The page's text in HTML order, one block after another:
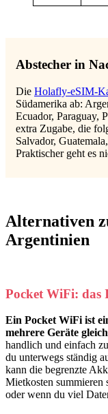
Abstecher in
Die Holafly-eSIM-
Südamerika ab:
Ecuador, Paraguay,
extra Zugabe, die
Salvador,
Praktischer geht es
Alternativen
Argentinien
Pocket WiFi: das
Ein Pocket WiFi ist
mehrere Geräte
handlich und einfach
du unterwegs ständig
kann die begrenzte
Mietkosten summieren
oder wenn du viel